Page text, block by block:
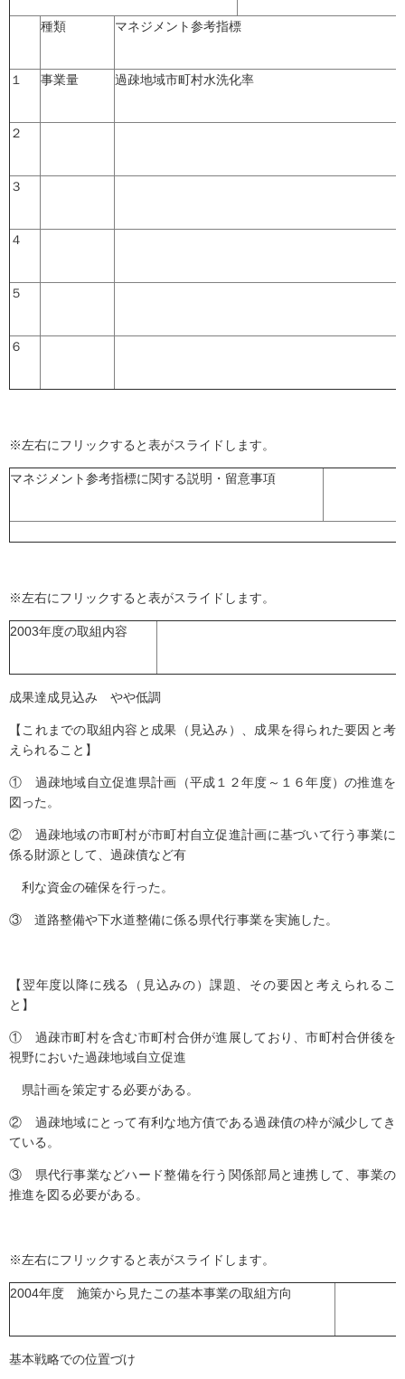
種類 マネジメント参考指標
１ 事業量 過疎地域市町村水洗化率
２
３
４
５
６
※左右にフリックすると表がスライドします。
マネジメント参考指標に関する説明・留意事項
※左右にフリックすると表がスライドします。
2003年度の取組内容
成果達成見込み やや低調
【これまでの取組内容と成果（見込み）、成果を得られた要因と考
えられること】
① 過疎地域自立促進県計画（平成１２年度～１６年度）の推進を
図った。
② 過疎地域の市町村が市町村自立促進計画に基づいて行う事業に
係る財源として、過疎債など有
利な資金の確保を行った。
③ 道路整備や下水道整備に係る県代行事業を実施した。
【翌年度以降に残る（見込みの）課題、その要因と考えられるこ
と】
① 過疎市町村を含む市町村合併が進展しており、市町村合併後を
視野においた過疎地域自立促進
県計画を策定する必要がある。
② 過疎地域にとって有利な地方債である過疎債の枠が減少してき
ている。
③ 県代行事業などハード整備を行う関係部局と連携して、事業の
推進を図る必要がある。
※左右にフリックすると表がスライドします。
2004年度 施策から見たこの基本事業の取組方向
基本戦略での位置づけ